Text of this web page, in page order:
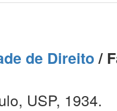
de Direito/
USP, 1934.